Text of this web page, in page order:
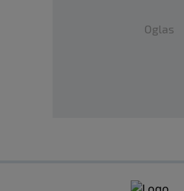
Oglas